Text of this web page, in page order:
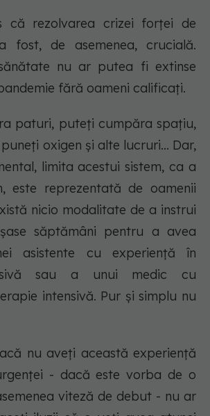
că rezolvarea crizei forței de
fost, de asemenea, crucială.
nu ar putea fi extinse
fără oameni calificați.
paturi, puteți cumpăra spațiu,
oxigen și alte lucruri... Dar,
limita acestui sistem, ca a
este reprezentată de oamenii
nicio modalitate de a instrui
săptămâni pentru a avea
asistente cu experiență în
sau a unui medic cu
intensivă. Pur și simplu nu
nu aveți această experiență
- dacă este vorba de o
viteză de debut - nu ar